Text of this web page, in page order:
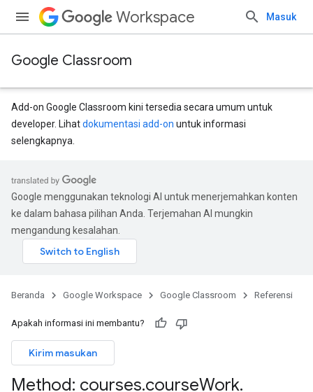
Workspace Masuk
Google Classroom
Add-on Google Classroom kini tersedia secara umum untuk
developer. Lihatdokumentasi add-on untuk informasi
selengkapnya.
Google menggunakan teknologi AI untuk menerjemahkan konten
ke dalam bahasa pilihan Anda. Terjemahan AI mungkin
mengandung kesalahan.
Beranda Google Workspace Google Classroom Referensi
Apakah informasi ini membantu?
Kirim masukan
Method: courses.courseWork.